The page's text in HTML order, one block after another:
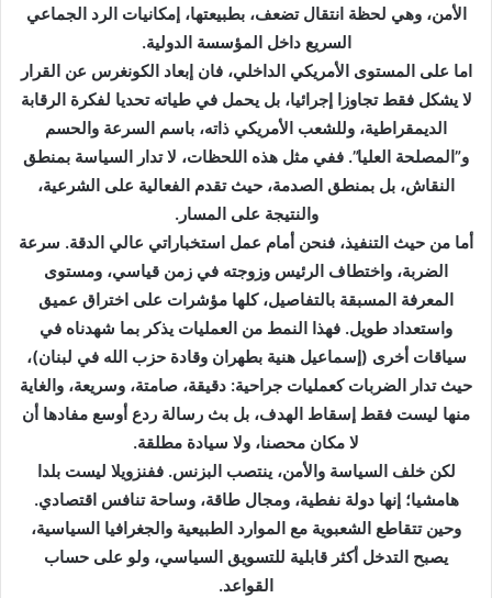
الأمن، وهي لحظة انتقال تضعف، بطبيعتها، إمكانيات الرد الجماعي
السريع داخل المؤسسة الدولية.
اما على المستوى الأمريكي الداخلي، فان إبعاد الكونغرس عن القرار
لا يشكل فقط تجاوزا إجرائيا، بل يحمل في طياته تحديا لفكرة الرقابة
الديمقراطية، وللشعب الأمريكي ذاته، باسم السرعة والحسم
و”المصلحة العليا”. ففي مثل هذه اللحظات، لا تدار السياسة بمنطق
النقاش، بل بمنطق الصدمة، حيث تقدم الفعالية على الشرعية،
والنتيجة على المسار.
أما من حيث التنفيذ، فنحن أمام عمل استخباراتي عالي الدقة. سرعة
الضربة، واختطاف الرئيس وزوجته في زمن قياسي، ومستوى
المعرفة المسبقة بالتفاصيل، كلها مؤشرات على اختراق عميق
واستعداد طويل. فهذا النمط من العمليات يذكر بما شهدناه في
سياقات أخرى (إسماعيل هنية بطهران وقادة حزب الله في لبنان)،
حيث تدار الضربات كعمليات جراحية: دقيقة، صامتة، وسريعة، والغاية
منها ليست فقط إسقاط الهدف، بل بث رسالة ردع أوسع مفادها أن
لا مكان محصنا، ولا سيادة مطلقة.
لكن خلف السياسة والأمن، ينتصب البزنس. ففنزويلا ليست بلدا
هامشيا؛ إنها دولة نفطية، ومجال طاقة، وساحة تنافس اقتصادي.
وحين تتقاطع الشعبوية مع الموارد الطبيعية والجغرافيا السياسية،
يصبح التدخل أكثر قابلية للتسويق السياسي، ولو على حساب
القواعد.